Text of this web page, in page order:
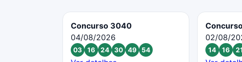
Concurso 3040
04/08/2026
03 16 24 30 49 54
02/08/
14 16 21